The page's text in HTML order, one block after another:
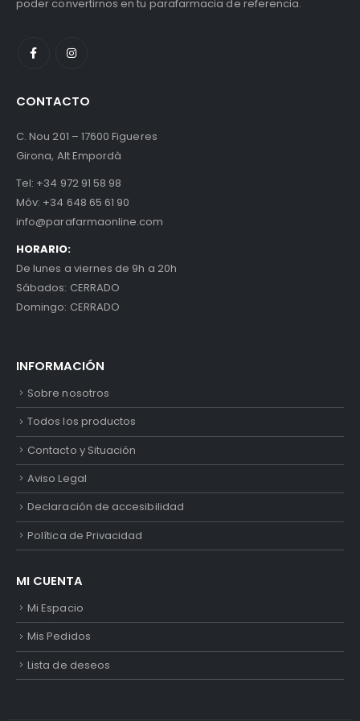
poder convertirnos en tu parafarmacia de referencia.
CONTACTO
C. Nou 201 – 17600 Figueres
Girona, Alt Empordà
Tel: +34 972 91 58 98
Móv: +34 648 65 61 90
info@parafarmaonline.com
HORARIO:
De lunes a viernes de 9h a 20h
Sábados: CERRADO
Domingo: CERRADO
INFORMACIÓN
Sobre nosotros
Todos los productos
Contacto y Situación
Aviso Legal
Declaración de accesibilidad
Política de Privacidad
MI CUENTA
Mi Espacio
Mis Pedidos
Lista de deseos